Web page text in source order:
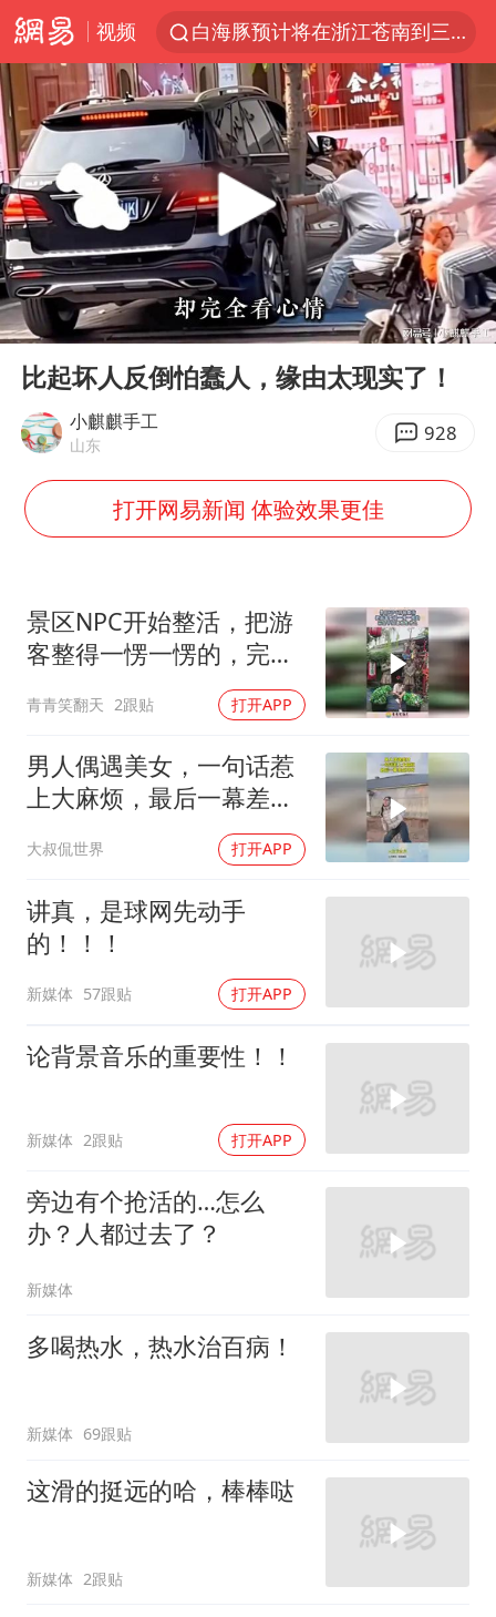
视频
白海豚预计将在浙江苍南到三门一带登陆
四川宜宾5.5级地震后余震为何不断
2026年7月份居民消费价格同比上涨0.5%
伯克希尔净买入约200亿美元股票
“伊斯兰版北约”出现
武契奇会见泽连斯基有何意图
上海中心城区暴雨预警由橙变红
台铃电动车仅骑一年就断电趴窝
白海豚5次眼壁置换
上海大部迎大暴雨
日本连续发生两次地震
方桃子代言广告视频已下架
白海豚在海上打了个结
构建更高水平的全民健身公共服务体系
Play
00:00 03:24
比起坏人反倒怕蠢人，缘由太现实了！
小麒麒手工
山东 928
打开网易新闻 体验效果更佳
景区NPC开始整活，把游
客整得一愣一愣的，完全
青青笑翻天 2跟贴 打开APP
男人偶遇美女，一句话惹
上大麻烦，最后一幕差点
大叔侃世界 打开APP
讲真，是球网先动手
的！！！
新媒体 57跟贴 打开APP
论背景音乐的重要性！！
新媒体 2跟贴 打开APP
旁边有个抢活的…怎么
办？人都过去了？
新媒体
多喝热水，热水治百病！
新媒体 69跟贴
这滑的挺远的哈，棒棒哒
新媒体 2跟贴